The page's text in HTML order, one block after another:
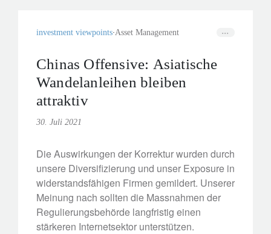
investment viewpoints Asset Management
Chinas Offensive: Asiatische
Wandelanleihen bleiben
attraktiv
30. Juli 2021
Die Auswirkungen der Korrektur wurden durch
unsere Diversifizierung und unser Exposure in
widerstandsfähigen Firmen gemildert. Unserer
Meinung nach sollten die Massnahmen der
Regulierungsbehörde langfristig einen
stärkeren Internetsektor unterstützen.